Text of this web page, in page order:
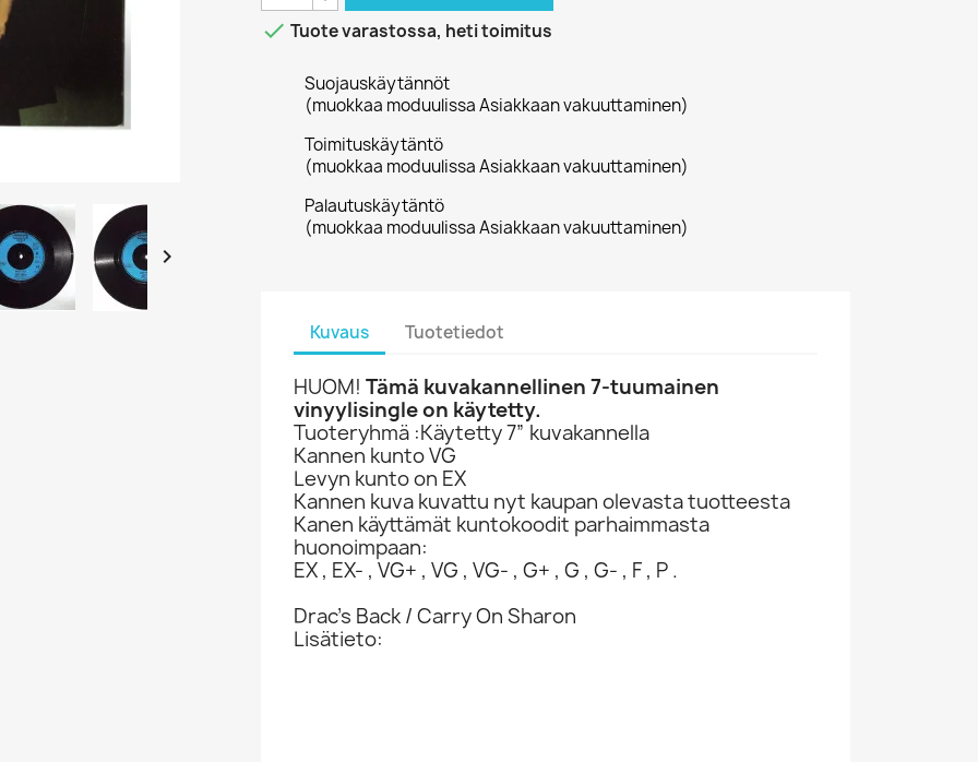

 Tuote varastossa, heti toimitus
Suojauskäytännöt
(muokkaa moduulissa Asiakkaan vakuuttaminen)
Toimituskäytäntö
(muokkaa moduulissa Asiakkaan vakuuttaminen)
Palautuskäytäntö
(muokkaa moduulissa Asiakkaan vakuuttaminen)
Kuvaus Tuotetiedot
HUOM! Tämä kuvakannellinen 7-tuumainen
vinyylisingle on käytetty.
Tuoteryhmä :Käytetty 7” kuvakannella
Kannen kunto VG
Levyn kunto on EX
Kannen kuva kuvattu nyt kaupan olevasta tuotteesta
Kanen käyttämät kuntokoodit parhaimmasta
huonoimpaan:
EX , EX- , VG+ , VG , VG- , G+ , G , G- , F , P .
Drac’s Back / Carry On Sharon
Lisätieto: